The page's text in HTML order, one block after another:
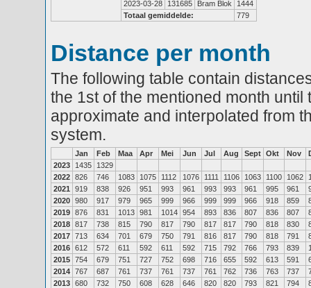
2023-03-28
131685 Bram Blok
1444
Totaal gemiddelde:
779
Distance per month
The following table contain
the 1st of the mentioned month
approximate and interpolated from
system.
Jan Feb Maa Apr Mei Jun Jul Aug Sept Okt Nov
2023
1435
1329
2022 826 746 1083 1075 1112 1076 1111 1106 1063 1100 1062
2021
919 838 926 951 993 961 993 993 961 995 961
2020 980 917 979 965 999 966 999 999 966 918 859
2019 876 831 1013 981 1014 954 893 836 807 836 807
2018 817 738 815 790 817 790 817 817 790 818 830
2017 713 634 701 679 750 791 816 817 790 818 791
2016 612 572 611 592 611 592 715 792 766 793 839
2015 754 679 751 727 752 698 716 655 592 613 591
2014 767 687 761 737 761 737 761 762 736 763 737
2013 680 732 750 608 628 646 820 820 793 821 794